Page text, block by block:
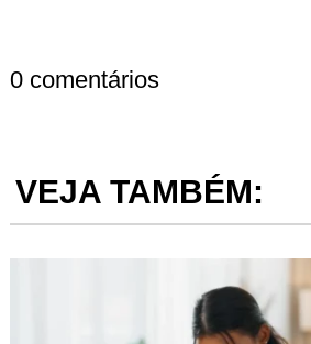
0 comentários
VEJA TAMBÉM: